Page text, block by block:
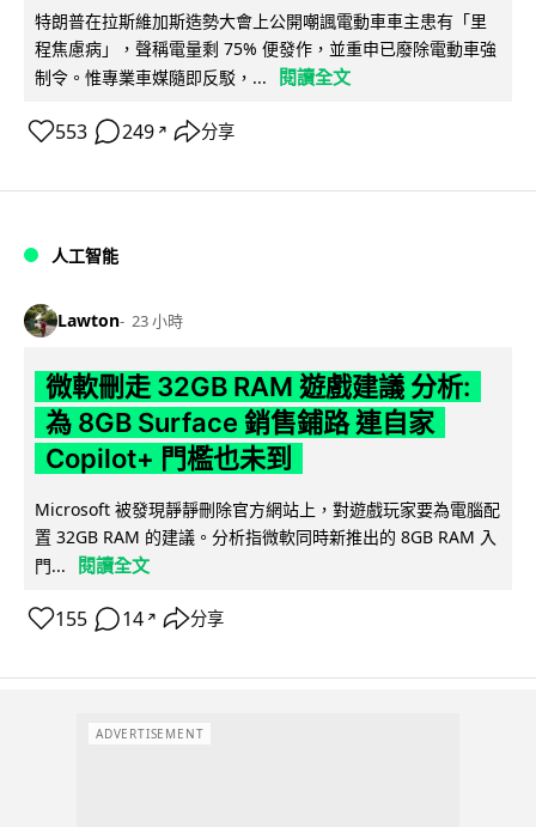
特朗普在拉斯維加斯造勢大會上公開嘲諷電動車車主患有「里
程焦慮病」，聲稱電量剩 75% 便發作，並重申已廢除電動車強
制令。惟專業車媒隨即反駁，...
閱讀全文
553 249 ↗ 分享
人工智能
Lawton 23 小時
微軟刪走 32GB RAM 遊戲建議 分析:
為 8GB Surface 銷售鋪路 連自家
Copilot+ 門檻也未到
Microsoft 被發現靜靜刪除官方網站上，對遊戲玩家要為電腦配
置 32GB RAM 的建議。分析指微軟同時新推出的 8GB RAM 入
門...
閱讀全文
155 14 ↗ 分享
ADVERTISEMENT